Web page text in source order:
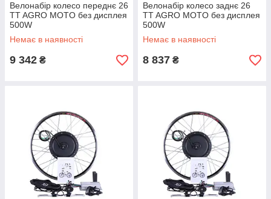
Велонабір колесо переднє 26
TT AGRO MOTO без дисплея
500W
Немає в наявності
9 342 ₴
Велонабір колесо заднє 26
TT AGRO MOTO без дисплея
500W
Немає в наявності
8 837 ₴